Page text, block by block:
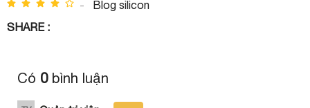
-
Blog silicon
SHARE :
Có 0bình luận